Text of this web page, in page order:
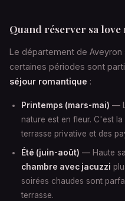
Quand réserver sa
Le département de
certaines périodes sont
séjour romantique :
Printemps (mars-mai) —
nature est en fleur. C'est
terrasse privative et des
Été (juin-août) — Haute
chambre avec jacuzzi
soirées chaudes sont
terrasse.